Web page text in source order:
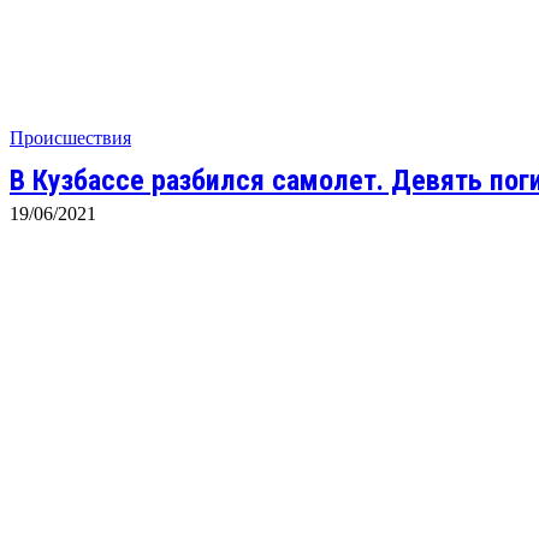
Происшествия
В Кузбассе разбился самолет. Девять
19/06/2021